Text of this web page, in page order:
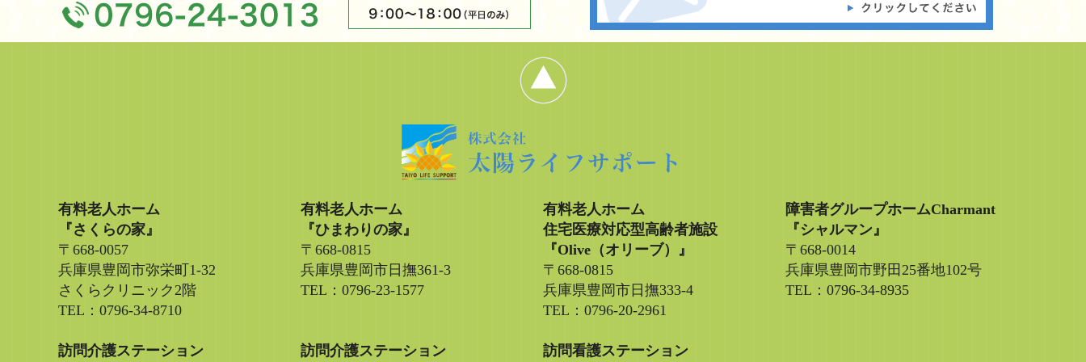
有料老人ホーム
『さくらの家』
〒668-0057
兵庫県豊岡市弥栄町1-32
さくらクリニック2階
TEL：0796-34-8710
有料老人ホーム
『ひまわりの家』
〒668-0815
兵庫県豊岡市日撫361-3
TEL：0796-23-1577
有料老人ホーム
住宅医療対応型高齢者施設
『Olive（オリーブ）』
〒668-0815
兵庫県豊岡市日撫333-4
TEL：0796-20-2961
障害者グループホームCharmant
『シャルマン』
〒668-0014
兵庫県豊岡市野田25番地102号
TEL：0796-34-8935
訪問介護ステーション 訪問介護ステーション 訪問看護ステーション